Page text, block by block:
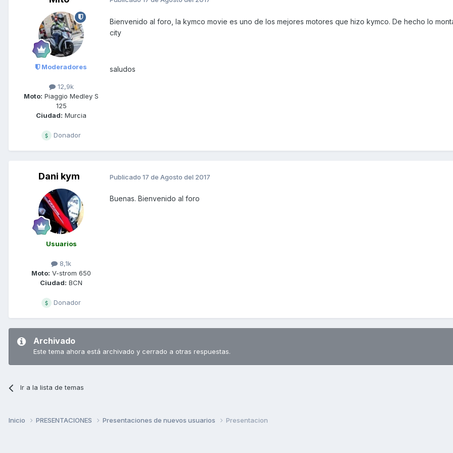
Moderadores
12,9k
Moto: Piaggio Medley S
125
Ciudad: Murcia
Donador
Bienvenido al foro, la kymco movie es uno de los mejores motores que hizo kymco. De hecho lo
city
saludos
Dani kym
Usuarios
8,1k
Moto: V-strom 650
Ciudad: BCN
Donador
Publicado 17 de Agosto del 2017
Buenas. Bienvenido al foro
Archivado
Este tema ahora está archivado y cerrado a otras respuestas.
Ir a la lista de temas
Inicio PRESENTACIONES Presentaciones de nuevos usuarios Presentacion